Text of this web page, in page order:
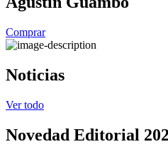
Comprar
Noticias
Ver todo
Novedad Editorial